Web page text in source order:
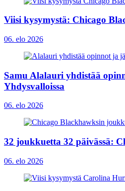
Viisi kysymystä: Chicago
06. elo 2026
Samu Alalauri yhdistää
Yhdysvalloissa
06. elo 2026
32 joukkuetta 32 päivässä:
06. elo 2026